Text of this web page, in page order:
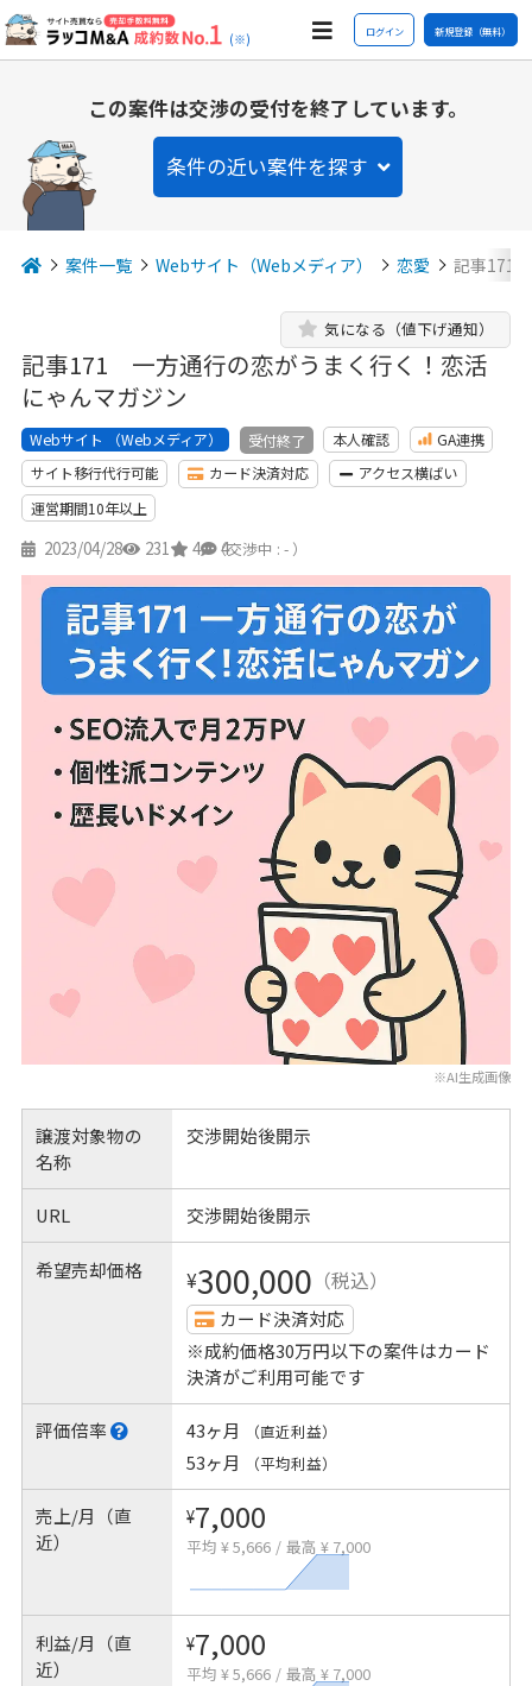
(※) ログイン 新規登録（無料）
この案件は交渉の受付を終了しています。
条件の近い案件を探す
案件一覧 Webサイト（Webメディア） 恋愛 記事171
記事171 一方通行の恋がうまく行く！恋活
にゃんマガジン
気になる（値下げ通知）
Webサイト （Webメディア） 受付終了 本人確認
GA連携
サイト移行代行可能
カード決済対応
アクセス横ばい
運営期間10年以上
2023/04/28 231 4 4
（交渉中 : - ）
※AI生成画像
譲渡対象物の
名称
交渉開始後開示
URL 交渉開始後開示
希望売却価格 ¥300,000 （税込）
カード決済対応
※成約価格30万円以下の案件はカード
決済がご利用可能です
評価倍率 43ヶ月 （直近利益）
53ヶ月 （平均利益）
売上/月（直
近）
¥7,000
平均 ¥ 5,666 / 最高 ¥ 7,000
利益/月（直
近）
¥7,000
平均 ¥ 5,666 / 最高 ¥ 7,000